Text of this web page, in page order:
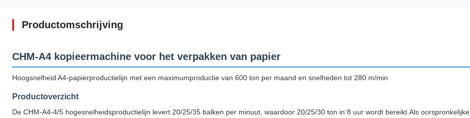
Productomschrijving
CHM-A4 kopieermachine voor het verpakken van papier
Hoogsnelheid A4-papierproductielijn met een maximumproductie van 600 ton per maand en snelheden tot 280 m/min
Productoverzicht
De CHM-A4-4/5 hogesnelheidsproductielijn levert 20/25/35 balken per minuut, waardoor 20/25/30 ton in 8 uur wordt bereikt.Als oorspronkelijke